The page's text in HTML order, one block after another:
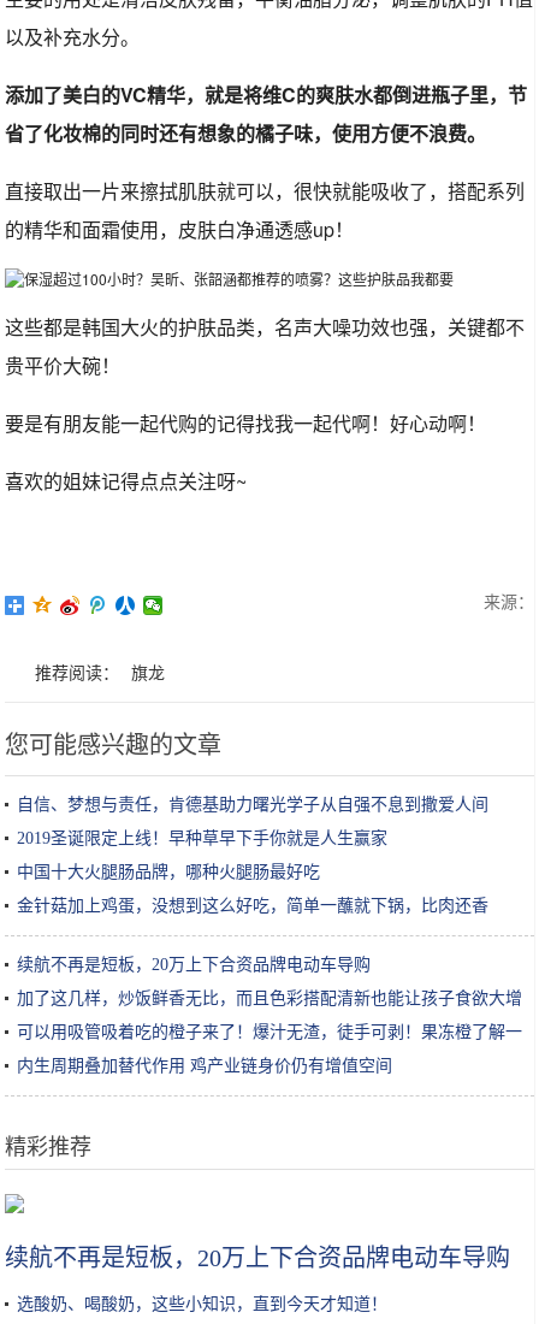
以及补充水分。
添加了美白的VC精华，就是将维C的爽肤水都倒进瓶子里，节
省了化妆棉的同时还有想象的橘子味，使用方便不浪费。
直接取出一片来擦拭肌肤就可以，很快就能吸收了，搭配系列
的精华和面霜使用，皮肤白净通透感up！
这些都是韩国大火的护肤品类，名声大噪功效也强，关键都不
贵平价大碗！
要是有朋友能一起代购的记得找我一起代啊！好心动啊！
喜欢的姐妹记得点点关注呀~
来源：
推荐阅读： 旗龙
您可能感兴趣的文章
自信、梦想与责任，肯德基助力曙光学子从自强不息到撒爱人间
2019圣诞限定上线！早种草早下手你就是人生赢家
中国十大火腿肠品牌，哪种火腿肠最好吃
金针菇加上鸡蛋，没想到这么好吃，简单一蘸就下锅，比肉还香
续航不再是短板，20万上下合资品牌电动车导购
加了这几样，炒饭鲜香无比，而且色彩搭配清新也能让孩子食欲大增
可以用吸管吸着吃的橙子来了！爆汁无渣，徒手可剥！果冻橙了解一
下
内生周期叠加替代作用 鸡产业链身价仍有增值空间
精彩推荐
续航不再是短板，20万上下合资品牌电动车导购
选酸奶、喝酸奶，这些小知识，直到今天才知道！